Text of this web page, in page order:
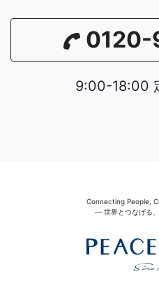
9:00-18:00
Connecting People,
― 世界とつなげる